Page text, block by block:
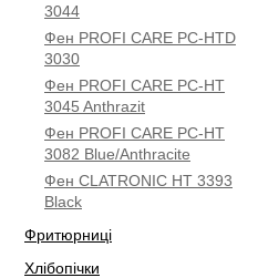
3044
Фен PROFI CARE PC-HTD
3030
Фен PROFI CARE PC-HT
3045 Anthrazit
Фен PROFI CARE PC-HT
3082 Blue/Anthracite
Фен CLATRONIC HT 3393
Black
Фритюрниці
Хлібопічки